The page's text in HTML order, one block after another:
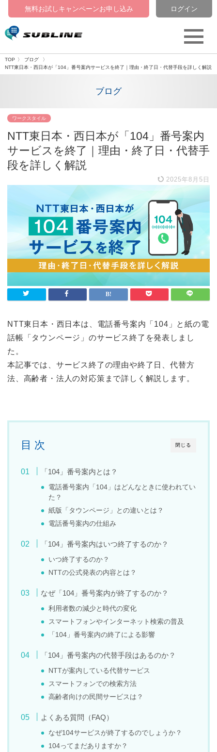
無料お試しキャンペーンお申し込み ログイン
TOP
ブログ
NTT東日本・西日本が「104」番号案内サービスを終了｜理由・終了日・代替手段を詳しく解説
ブログ
ワークスタイル
NTT東日本・西日本が「104」番号案内
サービスを終了｜理由・終了日・代替手
段を詳しく解説
2025年8月5日
NTT東日本・西日本は、電話番号案内「104」と紙の電
話帳「タウンページ」のサービス終了を発表しまし
た。
本記事では、サービス終了の理由や終了日、代替方
法、高齢者・法人の対応策まで詳しく解説します。
閉じる
目 次
「104」番号案内とは？
電話番号案内「104」はどんなときに使われてい
た？
紙版「タウンページ」との違いとは？
電話番号案内の仕組み
「104」番号案内はいつ終了するのか？
いつ終了するのか？
NTTの公式発表の内容とは？
なぜ「104」番号案内が終了するのか？
利用者数の減少と時代の変化
スマートフォンやインターネット検索の普及
「104」番号案内の終了による影響
「104」番号案内の代替手段はあるのか？
NTTが案内している代替サービス
スマートフォンでの検索方法
高齢者向けの民間サービスは？
よくある質問（FAQ）
なぜ104サービスが終了するのでしょうか？
104ってまだありますか？